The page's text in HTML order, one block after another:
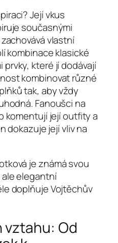
Její vkus
současnými
vlastní
kombinace klasické
které jí dodávají
kombinovat různé
tak, aby vždy
Fanoušci na
komentují její outfity a
dokazuje její vliv na
je známá svou
elegantní
doplňuje Vojtěchův
Od